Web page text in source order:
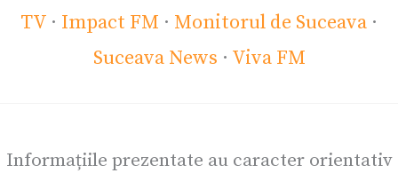
TV · Impact FM · Monitorul de Suceava ·
Suceava News · Viva FM
Informațiile prezentate au caracter orientativ